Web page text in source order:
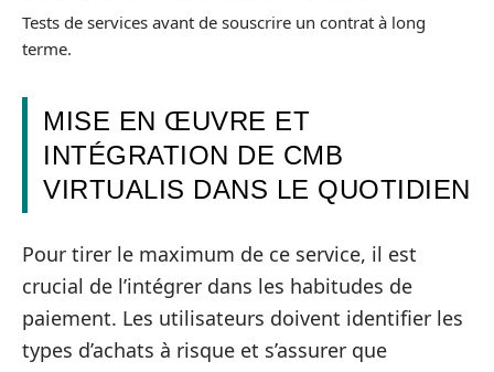
Tests de services avant de souscrire un contrat à long
terme.
MISE EN ŒUVRE ET
INTÉGRATION DE CMB
VIRTUALIS DANS LE QUOTIDIEN
Pour tirer le maximum de ce service, il est
crucial de l’intégrer dans les habitudes de
paiement. Les utilisateurs doivent identifier les
types d’achats à risque et s’assurer que